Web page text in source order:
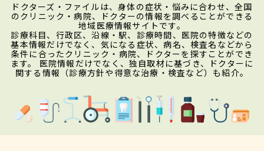
ドクターズ・ファイルは、身体の症状・悩みに合わせ、全国
のクリニック・病院、ドクターの情報を調べることができる
地域医療情報サイトです。
診療科目、行政区、沿線・駅、診療時間、医院の特徴などの
基本情報だけでなく、気になる症状、病名、検査名などから
条件に合ったクリニック・病院、ドクターを探すことができ
ます。 医院情報だけでなく、独自取材に基づき、ドクターに
関する情報（診療方針や得意な治療・検査など）も紹介。